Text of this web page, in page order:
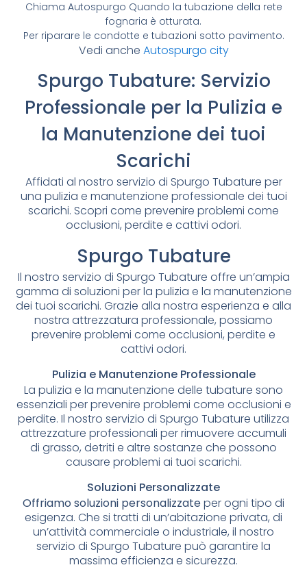
Chiama Autospurgo Quando la tubazione della rete
fognaria è otturata.
Per riparare le condotte e tubazioni sotto pavimento.
Vedi anche Autospurgo city
Spurgo Tubature: Servizio
Professionale per la Pulizia e
la Manutenzione dei tuoi
Scarichi
Affidati al nostro servizio di Spurgo Tubature per
una pulizia e manutenzione professionale dei tuoi
scarichi. Scopri come prevenire problemi come
occlusioni, perdite e cattivi odori.
Spurgo Tubature
Il nostro servizio di Spurgo Tubature offre un’ampia
gamma di soluzioni per la pulizia e la manutenzione
dei tuoi scarichi. Grazie alla nostra esperienza e alla
nostra attrezzatura professionale, possiamo
prevenire problemi come occlusioni, perdite e
cattivi odori.
Pulizia e Manutenzione Professionale
La pulizia e la manutenzione delle tubature sono
essenziali per prevenire problemi come occlusioni e
perdite. Il nostro servizio di Spurgo Tubature utilizza
attrezzature professionali per rimuovere accumuli
di grasso, detriti e altre sostanze che possono
causare problemi ai tuoi scarichi.
Soluzioni Personalizzate
Offriamo soluzioni personalizzateper ogni tipo di
esigenza. Che si tratti di un’abitazione privata, di
un’attività commerciale o industriale, il nostro
servizio di Spurgo Tubature può garantire la
massima efficienza e sicurezza.